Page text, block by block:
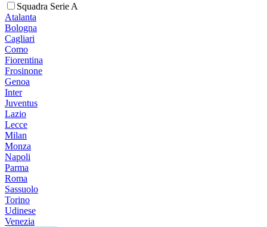
Squadra Serie A
Atalanta
Bologna
Cagliari
Como
Fiorentina
Frosinone
Genoa
Inter
Juventus
Lazio
Lecce
Milan
Monza
Napoli
Parma
Roma
Sassuolo
Torino
Udinese
Venezia